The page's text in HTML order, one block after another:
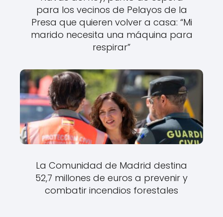
para los vecinos de Pelayos de la
Presa que quieren volver a casa: “Mi
marido necesita una máquina para
respirar”
La Comunidad de Madrid destina
52,7 millones de euros a prevenir y
combatir incendios forestales